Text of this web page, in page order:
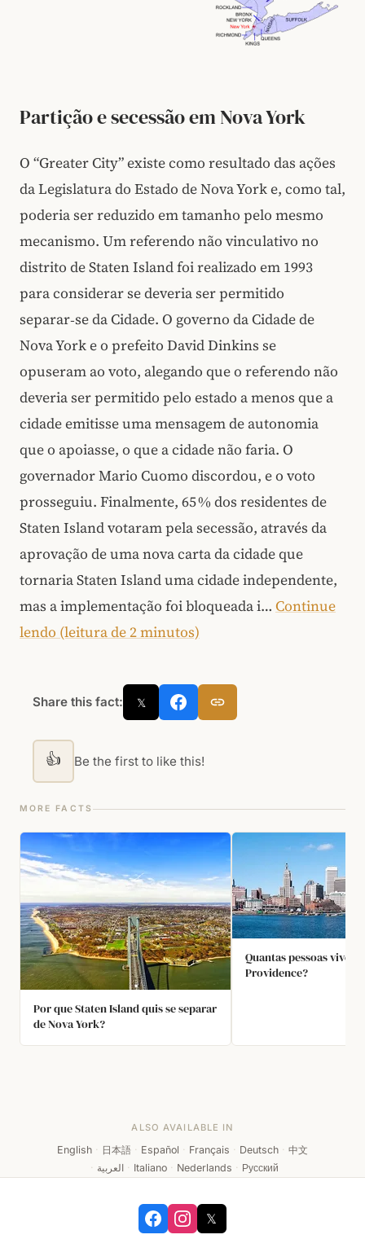
Partição e secessão em Nova York
O “Greater City” existe como resultado das ações
da Legislatura do Estado de Nova York e, como tal,
poderia ser reduzido em tamanho pelo mesmo
mecanismo. Um referendo não vinculativo no
distrito de Staten Island foi realizado em 1993
para considerar se deveria ser permitido
separar‑se da Cidade. O governo da Cidade de
Nova York e o prefeito David Dinkins se
opuseram ao voto, alegando que o referendo não
deveria ser permitido pelo estado a menos que a
cidade emitisse uma mensagem de autonomia
que o apoiasse, o que a cidade não faria. O
governador Mario Cuomo discordou, e o voto
prosseguiu. Finalmente, 65 % dos residentes de
Staten Island votaram pela secessão, através da
aprovação de uma nova carta da cidade que
tornaria Staten Island uma cidade independente,
mas a implementação foi bloqueada i… Continue
lendo (leitura de 2 minutos)
Share this fact: 𝕏
👍 Be the first to like this!
MORE FACTS
Por que Staten Island quis se separar
de Nova York?
Quantas pessoas vivem
Providence?
ALSO AVAILABLE IN
English · 日本語 · Español · Français · Deutsch · 中文
· العربية · Italiano · Nederlands · Русский
𝕏